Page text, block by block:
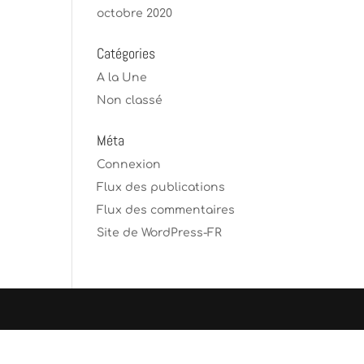
octobre 2020
Catégories
A la Une
Non classé
Méta
Connexion
Flux des publications
Flux des commentaires
Site de WordPress-FR